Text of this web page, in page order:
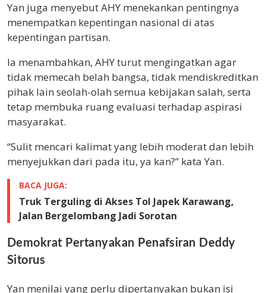
Yan juga menyebut AHY menekankan pentingnya
menempatkan kepentingan nasional di atas
kepentingan partisan.
Ia menambahkan, AHY turut mengingatkan agar
tidak memecah belah bangsa, tidak mendiskreditkan
pihak lain seolah-olah semua kebijakan salah, serta
tetap membuka ruang evaluasi terhadap aspirasi
masyarakat.
“Sulit mencari kalimat yang lebih moderat dan lebih
menyejukkan dari pada itu, ya kan?” kata Yan.
BACA JUGA:
Truk Terguling di Akses Tol Japek Karawang,
Jalan Bergelombang Jadi Sorotan
Demokrat Pertanyakan Penafsiran Deddy
Sitorus
Yan menilai yang perlu dipertanyakan bukan isi